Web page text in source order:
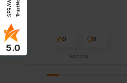
0 0
wczoraj
5.0